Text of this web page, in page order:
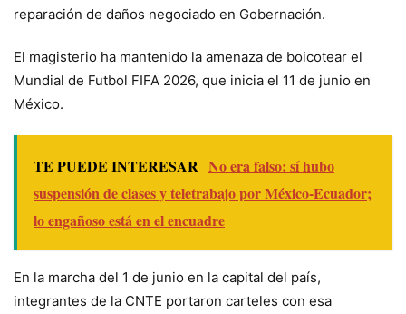
reparación de daños negociado en Gobernación.
El magisterio ha mantenido la amenaza de boicotear el
Mundial de Futbol FIFA 2026, que inicia el 11 de junio en
México.
TE PUEDE INTERESAR No era falso: sí hubo
suspensión de clases y teletrabajo por México-Ecuador;
lo engañoso está en el encuadre
En la marcha del 1 de junio en la capital del país,
integrantes de la CNTE portaron carteles con esa